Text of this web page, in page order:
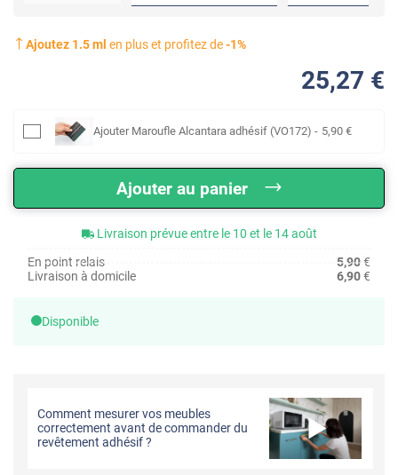
Ajoutez 1.5ml en plus et profitez de-1%
25,27 €
Ajouter Maroufle Alcantara adhésif (VO172) - 5,90 €
Ajouter au panier
Livraison prévue entre le 10 et le 14 août
En point relais
5,90€
Livraison à domicile
6,90€
Disponible
Comment mesurer vos meubles
correctement avant de commander du
revêtement adhésif ?